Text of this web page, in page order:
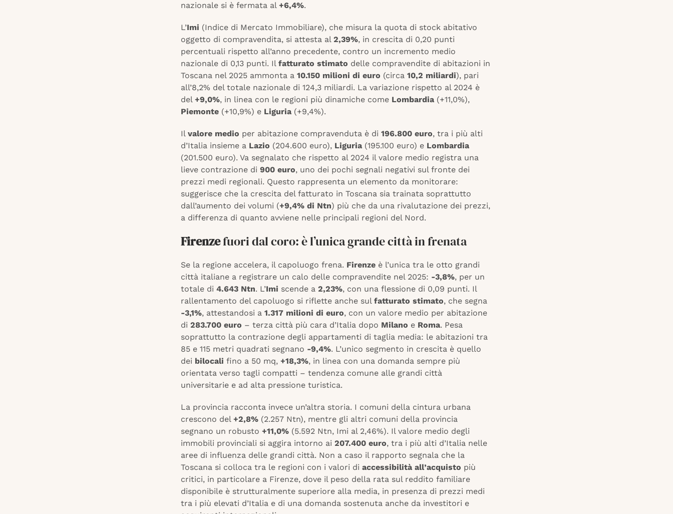
nazionale si è fermata al +6,4%.
L’Imi (Indice di Mercato Immobiliare), che misura la quota di stock abitativo
oggetto di compravendita, si attesta al 2,39%, in crescita di 0,20 punti
percentuali rispetto all’anno precedente, contro un incremento medio
nazionale di 0,13 punti. Il fatturato stimato delle compravendite di abitazioni in
Toscana nel 2025 ammonta a 10.150 milioni di euro (circa 10,2 miliardi), pari
all’8,2% del totale nazionale di 124,3 miliardi. La variazione rispetto al 2024 è
del +9,0%, in linea con le regioni più dinamiche come Lombardia (+11,0%),
Piemonte (+10,9%) e Liguria (+9,4%).
Il valore medio per abitazione compravenduta è di 196.800 euro, tra i più alti
d’Italia insieme a Lazio (204.600 euro), Liguria (195.100 euro) e Lombardia
(201.500 euro). Va segnalato che rispetto al 2024 il valore medio registra una
lieve contrazione di 900 euro, uno dei pochi segnali negativi sul fronte dei
prezzi medi regionali. Questo rappresenta un elemento da monitorare:
suggerisce che la crescita del fatturato in Toscana sia trainata soprattutto
dall’aumento dei volumi (+9,4% di Ntn) più che da una rivalutazione dei prezzi,
a differenza di quanto avviene nelle principali regioni del Nord.
Firenzefuori dal coro: è l’unica grande città in frenata
Se la regione accelera, il capoluogo frena. Firenze è l’unica tra le otto grandi
città italiane a registrare un calo delle compravendite nel 2025: -3,8%, per un
totale di 4.643 Ntn. L’Imi scende a 2,23%, con una flessione di 0,09 punti. Il
rallentamento del capoluogo si riflette anche sul fatturato stimato, che segna
-3,1%, attestandosi a 1.317 milioni di euro, con un valore medio per abitazione
di 283.700 euro – terza città più cara d’Italia dopo Milano e Roma. Pesa
soprattutto la contrazione degli appartamenti di taglia media: le abitazioni tra
85 e 115 metri quadrati segnano -9,4%. L’unico segmento in crescita è quello
dei bilocali fino a 50 mq, +18,3%, in linea con una domanda sempre più
orientata verso tagli compatti – tendenza comune alle grandi città
universitarie e ad alta pressione turistica.
La provincia racconta invece un’altra storia. I comuni della cintura urbana
crescono del +2,8% (2.257 Ntn), mentre gli altri comuni della provincia
segnano un robusto +11,0% (5.592 Ntn, Imi al 2,46%). Il valore medio degli
immobili provinciali si aggira intorno ai 207.400 euro, tra i più alti d’Italia nelle
aree di influenza delle grandi città. Non a caso il rapporto segnala che la
Toscana si colloca tra le regioni con i valori di accessibilità all’acquisto più
critici, in particolare a Firenze, dove il peso della rata sul reddito familiare
disponibile è strutturalmente superiore alla media, in presenza di prezzi medi
tra i più elevati d’Italia e di una domanda sostenuta anche da investitori e